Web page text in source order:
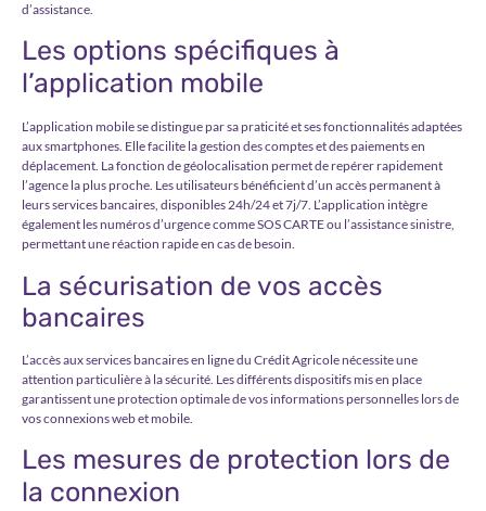
d’assistance.
Les options spécifiques à
l’application mobile
L’application mobile se distingue par sa praticité et ses fonctionnalités adaptées
aux smartphones. Elle facilite la gestion des comptes et des paiements en
déplacement. La fonction de géolocalisation permet de repérer rapidement
l’agence la plus proche. Les utilisateurs bénéficient d’un accès permanent à
leurs services bancaires, disponibles 24h/24 et 7j/7. L’application intègre
également les numéros d’urgence comme SOS CARTE ou l’assistance sinistre,
permettant une réaction rapide en cas de besoin.
La sécurisation de vos accès
bancaires
L’accès aux services bancaires en ligne du Crédit Agricole nécessite une
attention particulière à la sécurité. Les différents dispositifs mis en place
garantissent une protection optimale de vos informations personnelles lors de
vos connexions web et mobile.
Les mesures de protection lors de
la connexion